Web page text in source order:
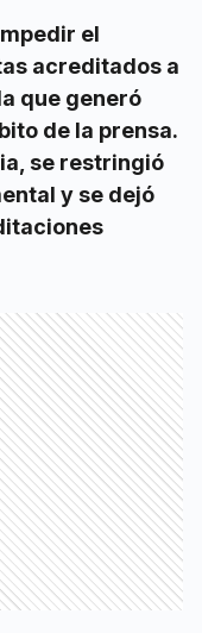
el
acreditados a
que generó
de la prensa.
se restringió
y se dejó